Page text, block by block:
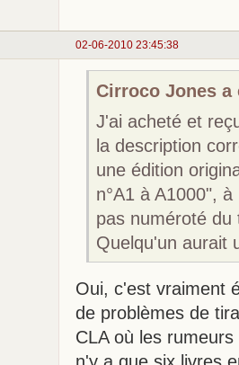
02-06-2010 23:45:38
Cirroco Jones a
J'ai acheté et
la description
une édition
n°A1 à A1000",
pas numéroté du
Quelqu'un aurait
Oui, c'est vraiment
de problèmes de
CLA où les